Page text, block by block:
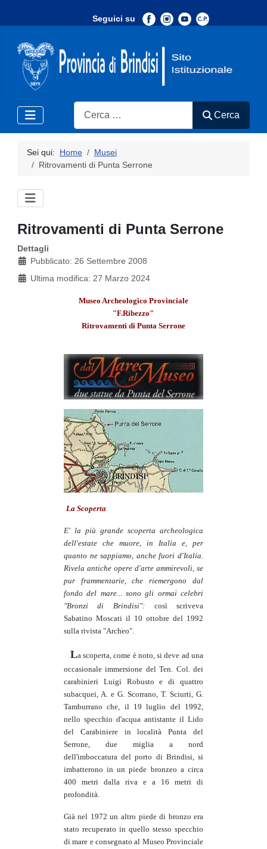
Seguici su
Search
Cerca
Sei qui: Home
Musei
Ritrovamenti di Punta Serrone
Ritrovamenti di Punta Serrone
Dettagli
Pubblicato: 26 Settembre 2008
Ultima modifica: 27 Marzo 2024
Museo Archeologico Provinciale
"F.Ribezzo"
Ritrovamenti di Punta Serrone
La Scoperta
E' la più grande scoperta archeologica
dell'estate che muore, in Italia e, per
quanto ne sappiamo, anche fuori d'Italia.
Rivela antiche opere d'arte ammirevoli, se
pur frammentarie, che riemergono dal
fondo del mare... sono gli ormai celebri
"Bronzi di Brindisi": così scriveva
Sabatino Moscati il 10 ottobre del 1992
sulla rivista "Archeo".
La scoperta, come è noto, si deve ad una
occasionale immersione del Ten. Col. dei
carabinieri Luigi Robusto e di quattro
subacquei, A. e G. Scorrano, T. Sciurti, G.
Tamburrano che, il 19 luglio del 1992,
nello specchio d'acqua antistante il Lido
del Carabiniere in località Punta del
Serrone, due miglia a nord
dell'imboccatura del porto di Brindisi, si
imbatterono in un piede bronzeo a circa
400 metri dalla riva e a 16 metri di
profondità.
Già nel 1972 un altro piede di bronzo era
stato recuperato in quello stesso specchio
di mare e consegnato al Museo Provinciale